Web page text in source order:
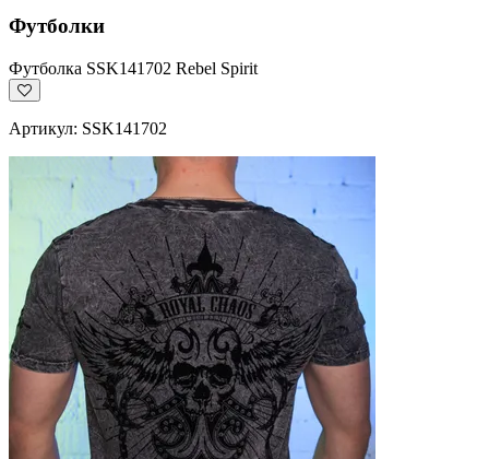
Футболки
Футболка SSK141702 Rebel Spirit
Артикул: SSK141702